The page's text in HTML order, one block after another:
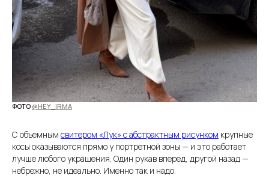
ФОТО @HEY_IRMA
С объемным свитером «Лук» с абстрактным рисунком крупные
косы оказываются прямо у портретной зоны — и это работает
лучше любого украшения. Один рукав вперед, другой назад —
небрежно, не идеально. Именно так и надо.
ИЗДЕЛИЕ НА ЗАКАЗ
В КАТАЛОГ